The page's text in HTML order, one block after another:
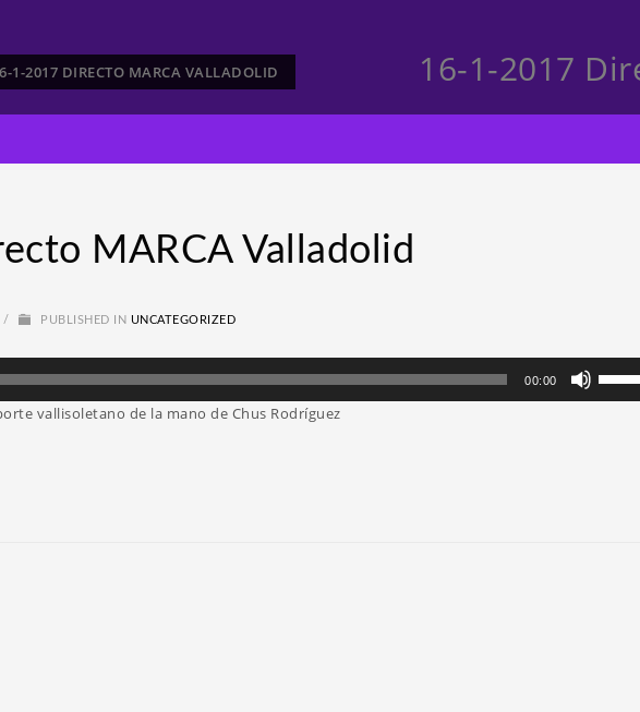
1-2017 DIRECTO MARCA VALLADOLID 16-1-2017
MARCA Valladolid
/ PUBLISHED IN UNCATEGORIZED
00:00
vallisoletano de la mano de Chus Rodríguez